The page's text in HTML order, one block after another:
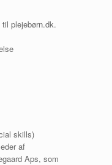
plejebørn.dk.
skills)
af
Aps, som